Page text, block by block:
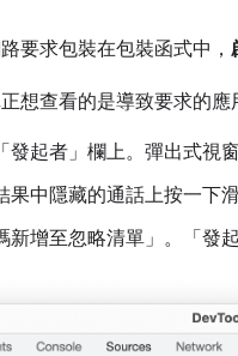
要求包裝在包裝函式中，
想查看的是導致要求的應
起者」 欄上。彈出式視
果中隱藏的通話上按一下滑
增至忽略清單」 。「發